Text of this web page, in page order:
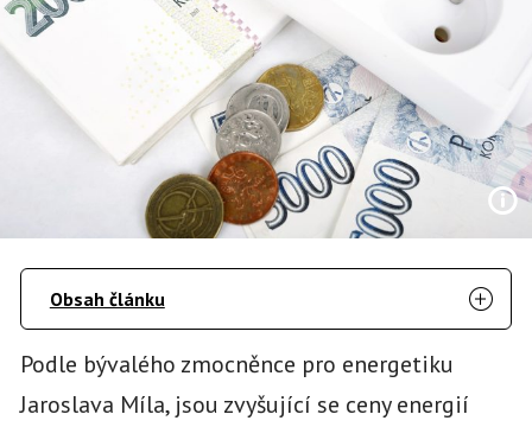
Obsah článku
Podle bývalého zmocněnce pro energetiku
Jaroslava Míla, jsou zvyšující se ceny energií